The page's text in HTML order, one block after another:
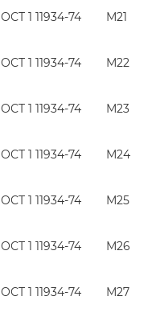
ОСТ 1 11934-74 М21
ОСТ 1 11934-74 М22
ОСТ 1 11934-74 М23
ОСТ 1 11934-74 М24
ОСТ 1 11934-74 М25
ОСТ 1 11934-74 М26
ОСТ 1 11934-74 М27